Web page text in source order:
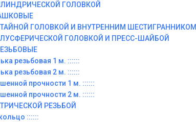
ГОЛОВКОЙ
ГОЛОВКОЙ И ВНУТРЕННИМ ШЕСТИГРАННИКОМ
ГОЛОВКОЙ И ПРЕСС-ШАЙБОЙ
резьбовая 1 м. ::::::
резьбовая 2 м. ::::::
прочности 1 м. ::::::
прочности 2 м. ::::::
РЕЗЬБОЙ
::::::